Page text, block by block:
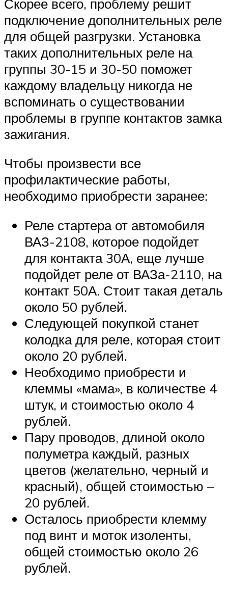
Скорее всего, проблему решит
подключение дополнительных реле
для общей разгрузки. Установка
таких дополнительных реле на
группы 30-15 и 30-50 поможет
каждому владельцу никогда не
вспоминать о существовании
проблемы в группе контактов замка
зажигания.
Чтобы произвести все
профилактические работы,
необходимо приобрести заранее:
Реле стартера от автомобиля
ВАЗ-2108, которое подойдет
для контакта 30А, еще лучше
подойдет реле от ВАЗа-2110, на
контакт 50А. Стоит такая деталь
около 50 рублей.
Следующей покупкой станет
колодка для реле, которая стоит
около 20 рублей.
Необходимо приобрести и
клеммы «мама», в количестве 4
штук, и стоимостью около 4
рублей.
Пару проводов, длиной около
полуметра каждый, разных
цветов (желательно, черный и
красный), общей стоимостью –
20 рублей.
Осталось приобрести клемму
под винт и моток изоленты,
общей стоимостью около 26
рублей.